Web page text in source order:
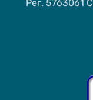
Рег. 5763061